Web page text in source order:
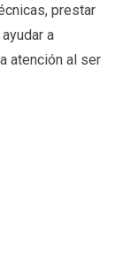
prestar
a
atención al ser